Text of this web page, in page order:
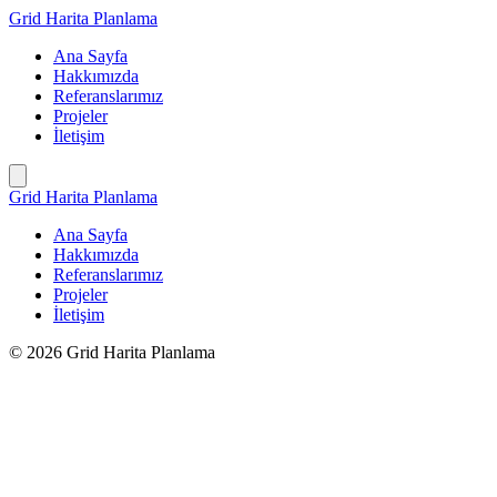
İçeriğe
Grid Harita Planlama
Ana Sayfa
Hakkımızda
Referanslarımız
Projeler
İletişim
Grid Harita Planlama
Ana Sayfa
Hakkımızda
Referanslarımız
Projeler
İletişim
© 2026 Grid Harita Planlama